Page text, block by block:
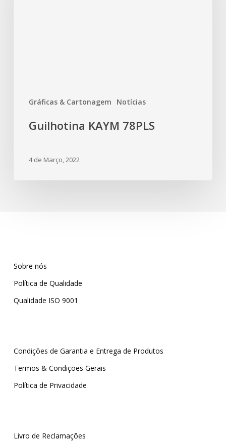
Gráficas & Cartonagem Notícias
Guilhotina KAYM 78PLS
4 de Março, 2022
Sobre nós
Política de Qualidade
Qualidade ISO 9001
Condições de Garantia e Entrega de Produtos
Termos & Condições Gerais
Política de Privacidade
Livro de Reclamações